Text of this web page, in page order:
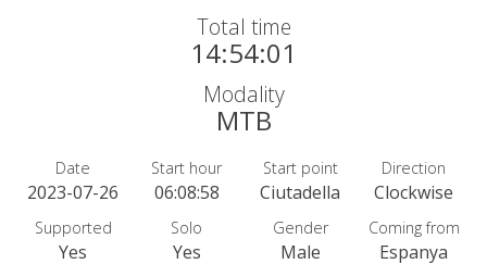
WANDERN
13 ETAPPEN
Total time
14:54:01
Modality
MTB
Date
2023-07-26
Start hour
06:08:58
Start point
Ciutadella
Direction
Clockwise
Supported
Yes
Solo
Yes
Gender
Male
Coming from
Espanya